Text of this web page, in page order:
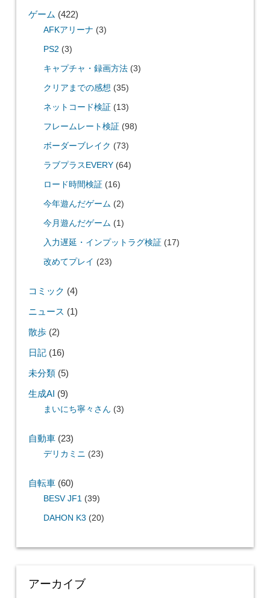
ゲーム (422)
AFKアリーナ (3)
PS2 (3)
キャプチャ・録画方法(3)
クリアまでの感想 (35)
ネットコード検証 (13)
フレームレート検証 (98)
ボーダーブレイク (73)
ラブプラスEVERY(64)
ロード時間検証 (16)
今年遊んだゲーム (2)
今月遊んだゲーム (1)
入力遅延・インプットラグ検証 (17)
改めてプレイ (23)
コミック (4)
ニュース (1)
散歩(2)
日記(16)
未分類(5)
生成AI (9)
まいにち寧々さん (3)
自動車(23)
デリカミニ (23)
自転車(60)
BESV JF1(39)
DAHON K3 (20)
アーカイブ